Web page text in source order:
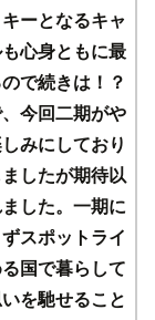
ーとなるキャ
心身ともに最
で続きは！？
今回二期がや
みにしており
したが期待以
した。一期に
スポットライ
国で暮らして
を馳せること